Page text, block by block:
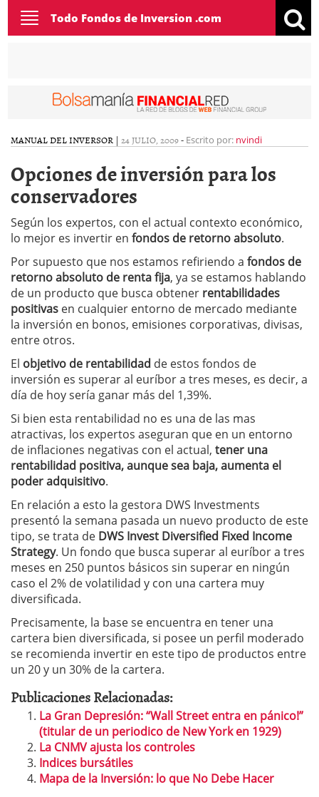
Toggle
navigation
Todo Fondos de Inversion .com
MANUAL DEL INVERSOR | 24 JULIO, 2009- Escrito por: nvindi
Opciones de inversión para los
conservadores
Según los expertos, con el actual contexto económico,
lo mejor es invertir en fondos de retorno absoluto.
Por supuesto que nos estamos refiriendo a fondos de
retorno absoluto de renta fija, ya se estamos hablando
de un producto que busca obtener rentabilidades
positivas en cualquier entorno de mercado mediante
la inversión en bonos, emisiones corporativas, divisas,
entre otros.
El objetivo de rentabilidad de estos fondos de
inversión es superar al euríbor a tres meses, es decir, a
día de hoy sería ganar más del 1,39%.
Si bien esta rentabilidad no es una de las mas
atractivas, los expertos aseguran que en un entorno
de inflaciones negativas con el actual, tener una
rentabilidad positiva, aunque sea baja, aumenta el
poder adquisitivo.
En relación a esto la gestora DWS Investments
presentó la semana pasada un nuevo producto de este
tipo, se trata de DWS Invest Diversified Fixed Income
Strategy. Un fondo que busca superar al euríbor a tres
meses en 250 puntos básicos sin superar en ningún
caso el 2% de volatilidad y con una cartera muy
diversificada.
Precisamente, la base se encuentra en tener una
cartera bien diversificada, si posee un perfil moderado
se recomienda invertir en este tipo de productos entre
un 20 y un 30% de la cartera.
Publicaciones Relacionadas:
La Gran Depresión: “Wall Street entra en pánico!”
(titular de un periodico de New York en 1929)
La CNMV ajusta los controles
Indices bursátiles
Mapa de la Inversión: lo que No Debe Hacer